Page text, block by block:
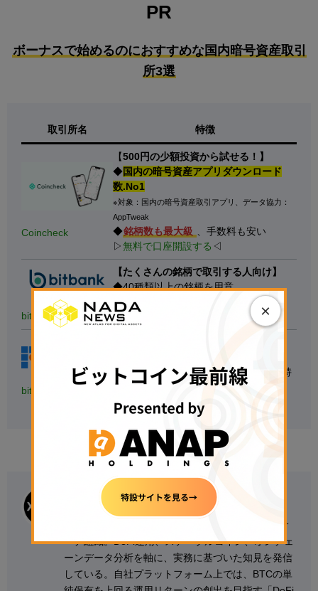
PR
ボーナスで始めるのにおすすめな国内暗号資産取引
所3選
取引所名 特徴
Coincheck
【500円の少額投資から試せる！】
◆国内の暗号資産アプリダウンロード
数.No1
※対象：国内の暗号資産取引アプリ、データ協力：
AppTweak
◆銘柄数も最大級
、手数料も安い
▷無料で口座開設する ◁
bitbank
【たくさんの銘柄で取引する人向け】
◆40種類以上の銘柄を用意
◆1万円以上の入金で現金1,000円獲得
▷無料で口座開設する
bitFlyer
◆トップレベルのセキュリティ意識を持
つ
▷ 無料で口座開設する
エックスウィン
エックスウィンは、日本発のWeb3・暗号資産リサ
ーチ組織。DeFi運用、ステーブルコイン、オンチェ
ーンデータ分析を軸に、実務に基づいた知見を発信
している。自社プラットフォーム上では、BTCの単
×